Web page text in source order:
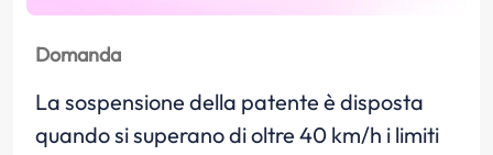
Domanda
La sospensione della patente è disposta
quando si superano di oltre 40 km/h i limiti